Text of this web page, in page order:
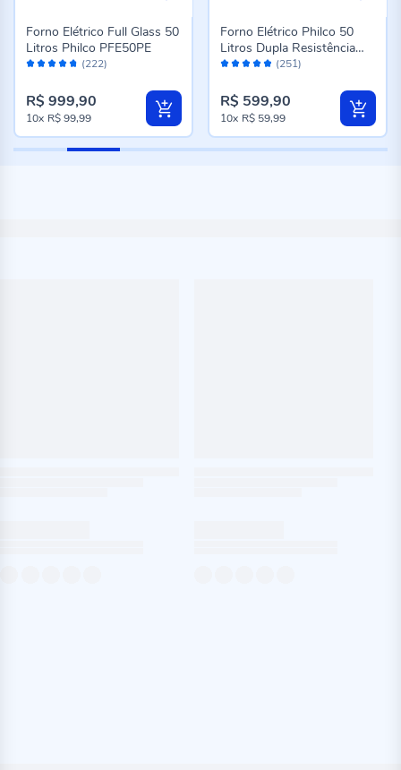
Avaliação: (222)
Forno Elétrico Full Glass 50
Litros Philco PFE50PE
R$ 999,90
10x R$ 99,99
Avaliação: (251)
Forno Elétrico Philco 50
Litros Dupla Resistência
PFE52P
R$ 599,90
10x R$ 59,99